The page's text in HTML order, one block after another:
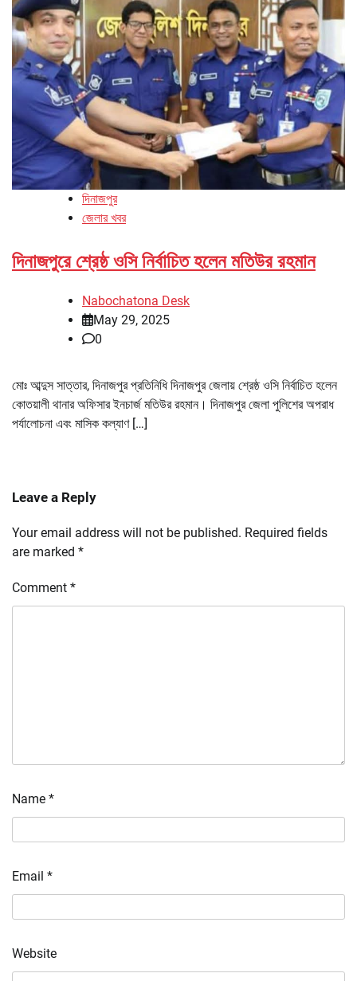
দিনাজপুর
জেলার খবর
দিনাজপুরে শ্রেষ্ঠ ওসি নির্বাচিত হলেন মতিউর রহমান
Nabochatona Desk
May 29, 2025
0
মোঃ আব্দুস সাত্তার, দিনাজপুর প্রতিনিধি দিনাজপুর জেলায় শ্রেষ্ঠ ওসি নির্বাচিত হলেন
কোতয়ালী থানার অফিসার ইনচার্জ মতিউর রহমান। দিনাজপুর জেলা পুলিশের অপরাধ
পর্যালোচনা এবং মাসিক কল্যাণ […]
Leave a Reply
Your email address will not be published. Required fields
are marked *
Comment *
Name *
Email *
Website